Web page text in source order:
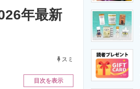
エネルギーの専門メディア
年最新
スミ
目次を表示